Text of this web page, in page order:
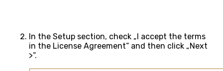
In the Setup section, check „I accept the terms
in the License Agreement“ and then click „Next
>“.